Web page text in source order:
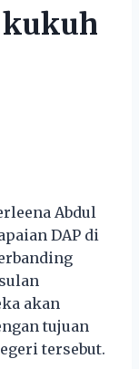
kukuh
Abdul
DAP di
akan
tujuan
tersebut.